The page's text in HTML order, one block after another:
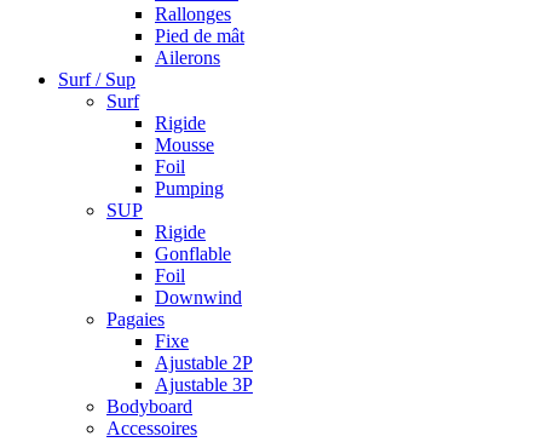
Rallonges
Pied de mât
Ailerons
Surf / Sup
Surf
Rigide
Mousse
Foil
Pumping
SUP
Rigide
Gonflable
Foil
Downwind
Pagaies
Fixe
Ajustable 2P
Ajustable 3P
Bodyboard
Accessoires